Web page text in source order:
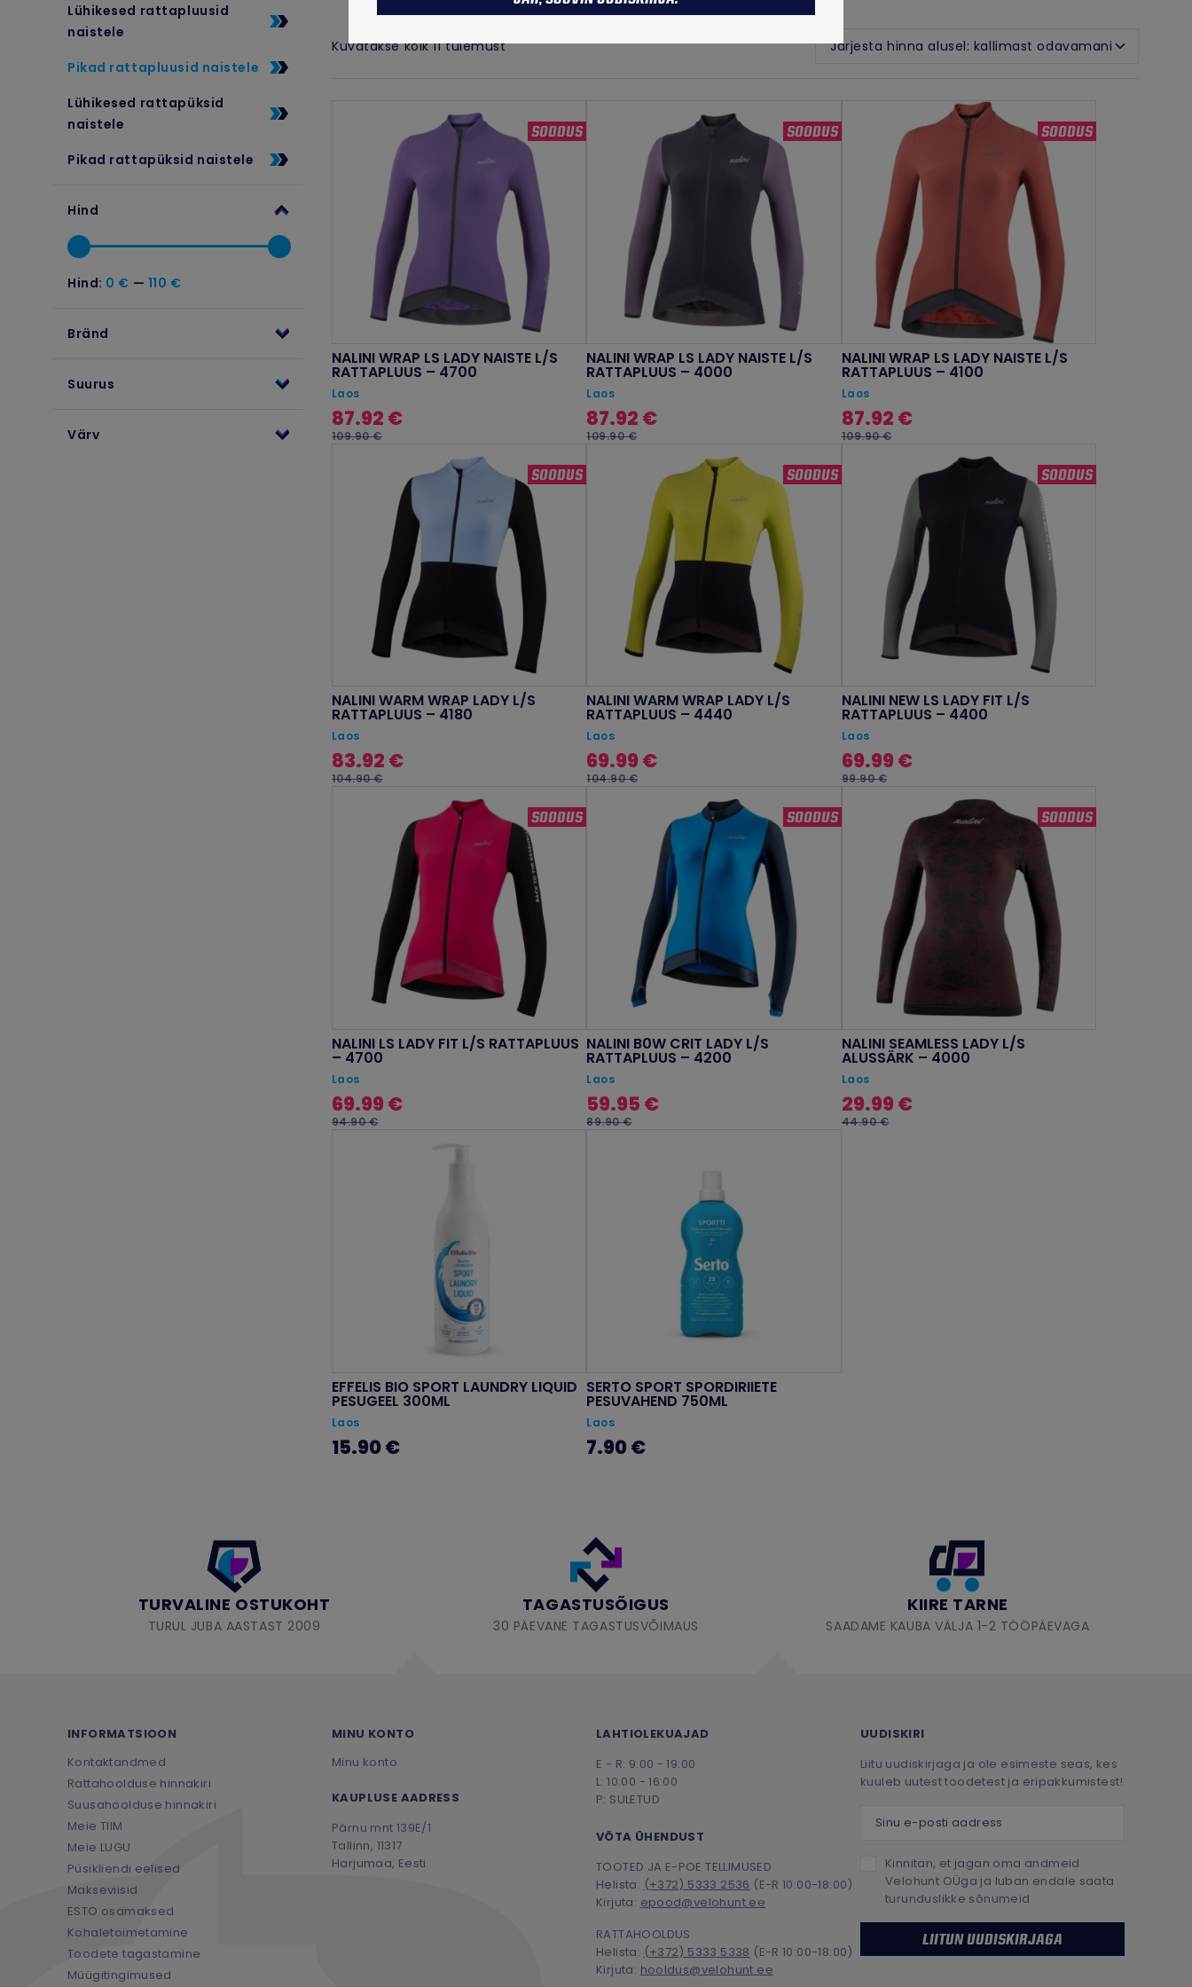
Lühikesed rattapluusid
naistele
Pikad rattapluusid naistele
Lühikesed rattapüksid
naistele
Pikad rattapüksid naistele
Hind
Minimaalne
Maksimaalne
Hind: 0 € — 110 €
Bränd
Suurus
Värv
Kuvatakse kõik 11 tulemustSorditud
madalaimani
SOODUS
NALINI WRAP LS LADY NAISTE L/S
RATTAPLUUS – 4700
Laos
87.92 €
109.90 €
SOODUS
NALINI WRAP LS LADY NAISTE L/S
RATTAPLUUS – 4000
Laos
87.92 €
109.90 €
SOODUS
NALINI WRAP LS LADY NAISTE L/S
RATTAPLUUS – 4100
Laos
87.92 €
109.90 €
SOODUS
NALINI WARM WRAP LADY L/S
RATTAPLUUS – 4180
Laos
83.92 €
104.90 €
SOODUS
NALINI WARM WRAP LADY L/S
RATTAPLUUS – 4440
Laos
69.99 €
104.90 €
SOODUS
NALINI NEW LS LADY FIT L/S
RATTAPLUUS – 4400
Laos
69.99 €
99.90 €
SOODUS
NALINI LS LADY FIT L/S RATTAPLUUS
– 4700
Laos
69.99 €
94.90 €
SOODUS
NALINI B0W CRIT LADY L/S
RATTAPLUUS – 4200
Laos
59.95 €
89.90 €
SOODUS
NALINI SEAMLESS LADY L/S
ALUSSÄRK – 4000
Laos
29.99 €
44.90 €
EFFELIS BIO SPORT LAUNDRY LIQUID
PESUGEEL 300ML
Laos
15.90 €
SERTO SPORT SPORDIRIIETE
PESUVAHEND 750ML
Laos
7.90 €
TURVALINE OSTUKOHT
TURUL JUBA AASTAST 2009
TAGASTUSÕIGUS
30 PÄEVANE TAGASTUSVÕIMAUS
KIIRE TARNE
SAADAME KAUBA VÄLJA 1-2 TÖÖPÄEVAGA
INFORMATSIOON
Kontaktandmed
Rattahoolduse hinnakiri
Suusahoolduse hinnakiri
Meie TIIM
Meie LUGU
Püsikliendi eelised
Makseviisid
ESTO osamaksed
Kohaletoimetamine
Toodete tagastamine
Müügitingimused
MINU KONTO
Minu konto
KAUPLUSE AADRESS
Pärnu mnt 139E/1
Tallinn, 11317
Harjumaa, Eesti
LAHTIOLEKUAJAD
E - R: 9:00 - 19:00
L: 10:00 - 16:00
P: SULETUD
VÕTA ÜHENDUST
TOOTED JA E-POE TELLIMUSED
Helista: (+372) 5333 2536 (E-R 10:00-18:00)
Kirjuta: epood@velohunt.ee
RATTAHOOLDUS
Helista: (+372) 5333 5338 (E-R 10:00-18:00)
Kirjuta: hooldus@velohunt.ee
UUDISKIRI
Liitu uudiskirjaga ja ole esimeste seas, kes
kuuleb uutest toodetest ja eripakkumistest!
Kinnitan, et jagan oma andmeid
Velohunt OÜga ja luban endale saata
turunduslikke sõnumeid
LIITUN UUDISKIRJAGA
TALVETOOTED